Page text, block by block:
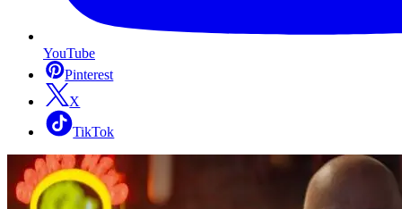
YouTube
Pinterest
X
TikTok